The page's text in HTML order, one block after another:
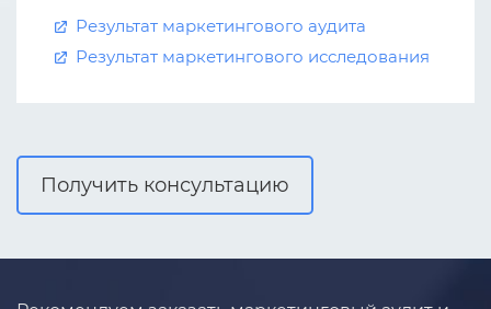
Результат маркетингового аудита
Результат маркетингового исследования
Получить консультацию